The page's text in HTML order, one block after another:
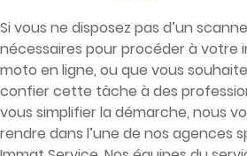
Si vous ne disposez pas d’un
nécessaires pour procéder à votre
moto en ligne, ou que vous
confier cette tâche à des
vous simplifier la démarche, nous
rendre dans l’une de nos agences